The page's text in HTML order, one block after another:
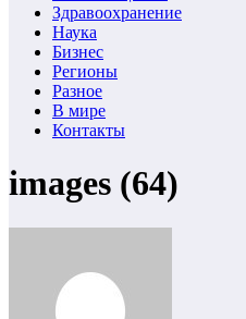
Здравоохранение
Наука
Бизнес
Регионы
Разное
В мире
Контакты
images (64)